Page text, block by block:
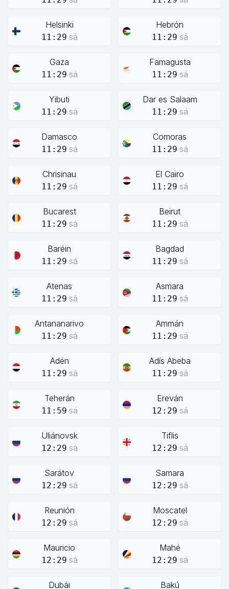
Helsinki
11:29 sá
Hebrón
11:29 sá
Gaza
11:29 sá
Famagusta
11:29 sá
Yibuti
11:29 sá
Dar es Salaam
11:29 sá
Damasco
11:29 sá
Comoras
11:29 sá
Chrisinau
11:29 sá
El Cairo
11:29 sá
Bucarest
11:29 sá
Beirut
11:29 sá
Baréin
11:29 sá
Bagdad
11:29 sá
Atenas
11:29 sá
Asmara
11:29 sá
Antananarivo
11:29 sá
Ammán
11:29 sá
Adén
11:29 sá
Adís Abeba
11:29 sá
Teherán
11:59 sá
Ereván
12:29 sá
Uliánovsk
12:29 sá
Tiflis
12:29 sá
Sarátov
12:29 sá
Samara
12:29 sá
Reunión
12:29 sá
Moscatel
12:29 sá
Mauricio
12:29 sá
Mahé
12:29 sá
Dubái Bakú